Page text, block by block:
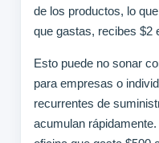
de los productos, lo
que gastas, recibes $2
Esto puede no sonar
para empresas o
recurrentes de
acumulan